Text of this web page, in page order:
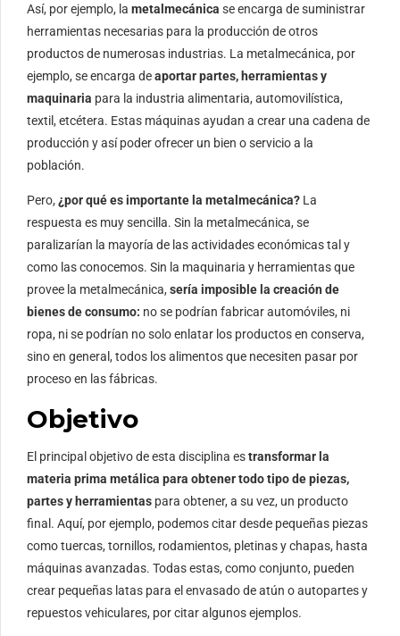
Así, por ejemplo, la metalmecánica se encarga de suministrar
herramientas necesarias para la producción de otros
productos de numerosas industrias. La metalmecánica, por
ejemplo, se encarga deaportar partes, herramientas y
maquinaria para la industria alimentaria, automovilística,
textil, etcétera. Estas máquinas ayudan a crear una cadena de
producción y así poder ofrecer un bien o servicio a la
población.
Pero, ¿por qué es importante la metalmecánica? La
respuesta es muy sencilla. Sin la metalmecánica, se
paralizarían la mayoría de las actividades económicas tal y
como las conocemos. Sin la maquinaria y herramientas que
provee la metalmecánica, sería imposible la creación de
bienes de consumo: no se podrían fabricar automóviles, ni
ropa, ni se podrían no solo enlatar los productos en conserva,
sino en general, todos los alimentos que necesiten pasar por
proceso en las fábricas.
Objetivo
El principal objetivo de esta disciplina estransformar la
materia prima metálica para obtener todo tipo de piezas,
partes y herramientas para obtener, a su vez, un producto
final. Aquí, por ejemplo, podemos citar desde pequeñas piezas
como tuercas, tornillos, rodamientos, pletinas y chapas, hasta
máquinas avanzadas. Todas estas, como conjunto, pueden
crear pequeñas latas para el envasado de atún o autopartes y
repuestos vehiculares, por citar algunos ejemplos.